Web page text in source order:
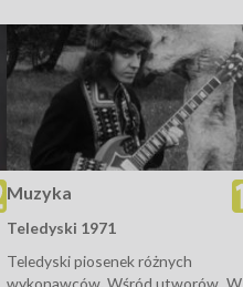
Muzyka
Teledyski 1971
Teledyski piosenek różnych